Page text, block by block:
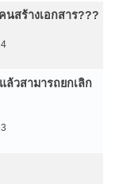
นสร้างเอกสาร???
ล้วสามารถยกเลิก